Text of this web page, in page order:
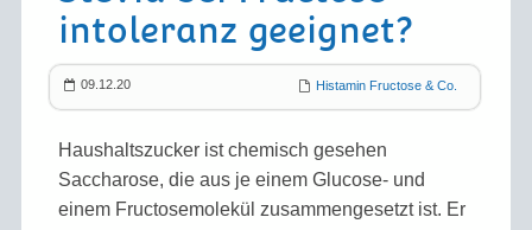
intoleranz geeignet?
09.12.20 Histamin Fructose & Co.
Haushalts­zucker ist chemisch gesehen
Saccharose, die aus je einem Glucose- und
einem Fructose­molekül zusammen­gesetzt ist. Er